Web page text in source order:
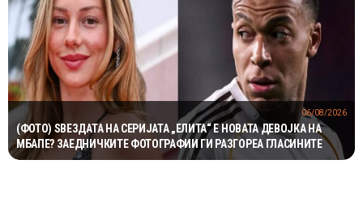
(ФОТО) ЅВЕЗДАТА НА СЕРИЈАТА „ЕЛИТА“ Е НОВАТА ДЕВОЈКА НА
МБАПЕ? ЗАЕДНИЧКИТЕ ФОТОГРАФИИ ГИ РАЗГОРЕА ГЛАСИНИТЕ
06/08/2026